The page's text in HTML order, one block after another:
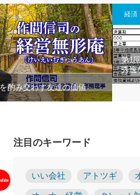
酌み交わす友達の価値
経済
第1
秀逸
注目のキーワード
いい会社 アトツギ